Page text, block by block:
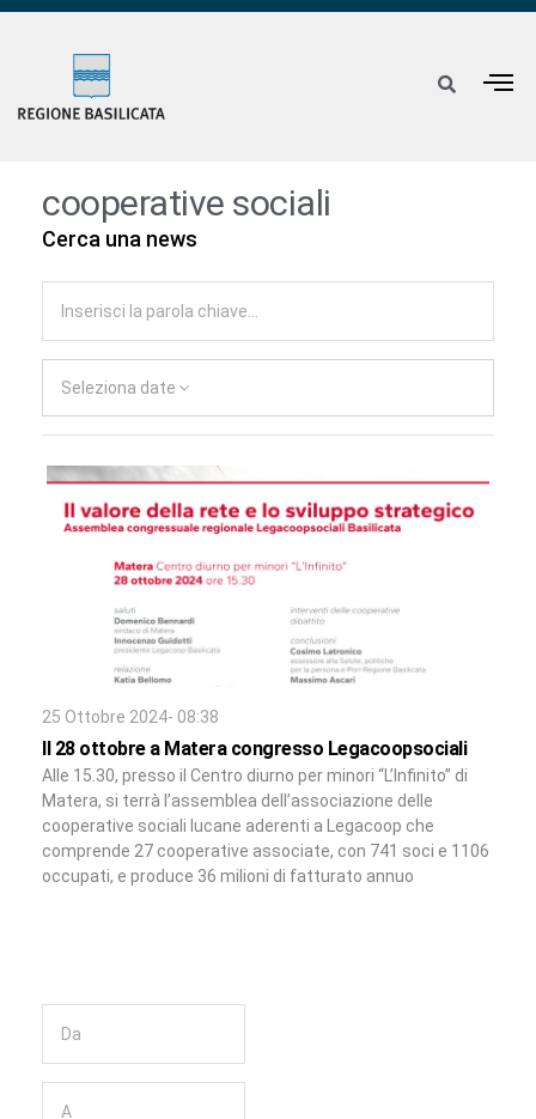
cooperative sociali
Cerca una news
Seleziona date
25 Ottobre 2024- 08:38
Il 28 ottobre a Matera congresso Legacoopsociali
Alle 15.30, presso il Centro diurno per minori “L’Infinito” di
Matera, si terrà l’assemblea dell’associazione delle
cooperative sociali lucane aderenti a Legacoop che
comprende 27 cooperative associate, con 741 soci e 1106
occupati, e produce 36 milioni di fatturato annuo